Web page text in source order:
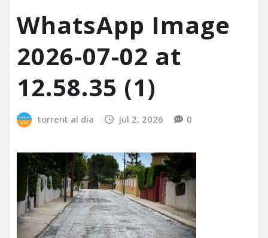
WhatsApp Image
2026-07-02 at
12.58.35 (1)
torrent al dia Jul 2, 2026 0